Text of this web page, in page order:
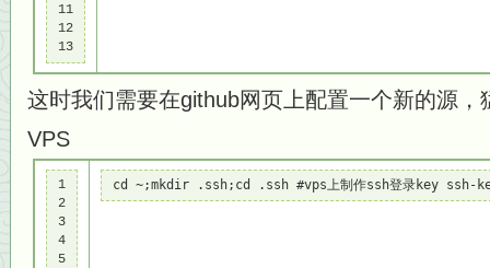
11
12
13
这时我们需要在github网页上配置一个新的源，
VPS
1
2
3
4
5
cd ~;mkdir .ssh;cd .ssh #vps上制作ssh登录key ssh-